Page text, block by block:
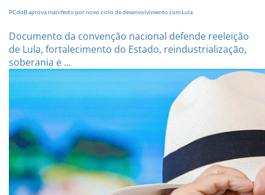
PCdoB aprova manifesto por novo ciclo de desenvolvimento com Lula
Documento da convenção nacional defende reeleição
de Lula, fortalecimento do Estado, reindustrialização,
soberania e ...